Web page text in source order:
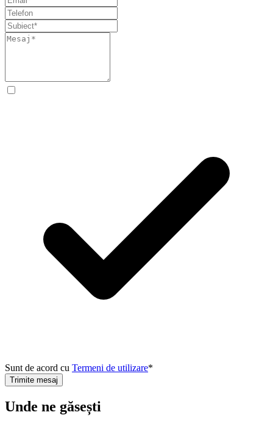
Sunt de acord cu Termeni de utilizare*
Trimite mesaj
Unde ne găsești